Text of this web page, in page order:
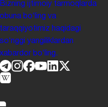
Bizning ijtimoiy tarmoqlarda
obuna boʻling va
taraqqiyotimiz haqidagi
soʻnggi yangiliklardan
xabardor boʻling.